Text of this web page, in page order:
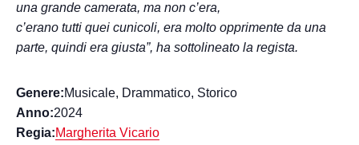
una grande camerata, ma non c’era,
c’erano tutti quei cunicoli, era molto opprimente da una
parte, quindi era giusta”, ha sottolineato la regista.
Genere:Musicale, Drammatico, Storico
Anno:2024
Regia:Margherita Vicario